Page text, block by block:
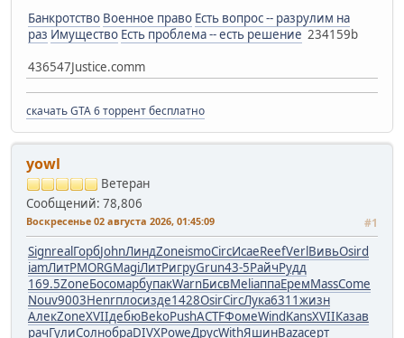
Банкротство Военное право Есть вопрос -- разрулим на
раз Имущество Есть проблема -- есть решение 234159b
436547Justice.comm
скачать GTA 6 торрент бесплатно
yowl
Ветеран
Сообщений: 78,806
Воскресенье 02 августа 2026, 01:45:09 #1
SignrealГорбJohnЛиндZoneismoCircИсаеReefVerlВивьOsird
iamЛитРMORGMagiЛитРигруGrun43-5РайчРудд
169.5ZoneБосомарбупакWarnБисвMeliаппаЕремMassCome
Nouv9003Henrплосизде1428OsirCircЛука6311жизн
АлекZoneXVIIдебюBekoPushACTFФомеWindKansXVIIКазав
рачГулиСолнобраDIVXPoweДрусWithЯшинBazaсерт